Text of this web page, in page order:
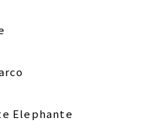
Elephante